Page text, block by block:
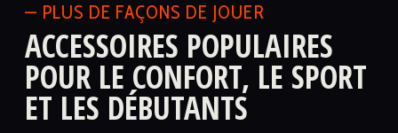
— PLUS DE FAÇONS DE JOUER
ACCESSOIRES POPULAIRES
POUR LE CONFORT, LE SPORT
ET LES DÉBUTANTS